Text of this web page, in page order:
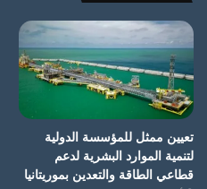
تعيين ممثل للمؤسسة الدولية
لتنمية الموارد البشرية لدعم
قطاعي الطاقة والتعدين بموريتانيا